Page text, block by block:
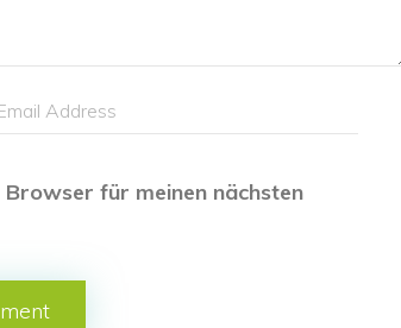
Browser für meinen nächsten